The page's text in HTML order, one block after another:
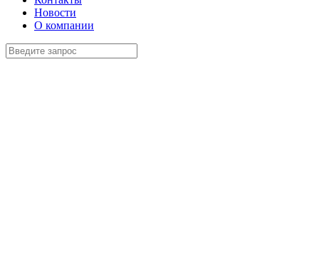
Новости
О компании